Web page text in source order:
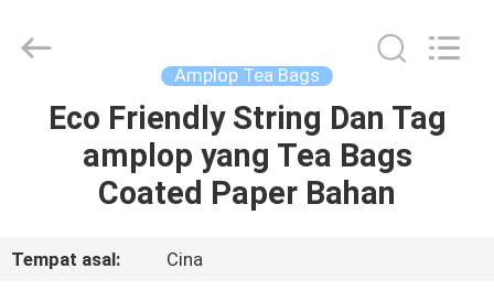
RUMAH
PRODUK
VIDEO
Jiaxing
Co.,Ltd.
Amplop Tea Bags
Eco Friendly String Dan Tag
amplop yang Tea Bags
Coated Paper Bahan
Tempat asal:
Cina